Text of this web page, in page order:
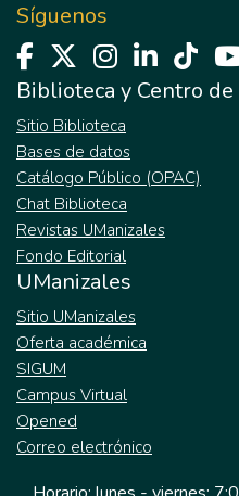
Síguenos
Biblioteca y Centro de
Sitio Biblioteca
Bases de datos
Catálogo Público (OPAC)
Chat Biblioteca
Revistas UManizales
Fondo Editorial
UManizales
Sitio UManizales
Oferta académica
SIGUM
Campus Virtual
Opened
Correo electrónico